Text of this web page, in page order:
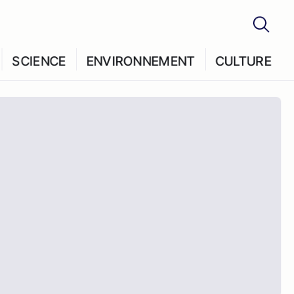
SCIENCE ENVIRONNEMENT CULTURE